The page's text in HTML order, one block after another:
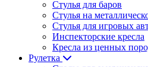
Стулья для баров
Стулья на
Стулья для игровых
Инспекторские кресла
Кресла из ценных
Рулетка